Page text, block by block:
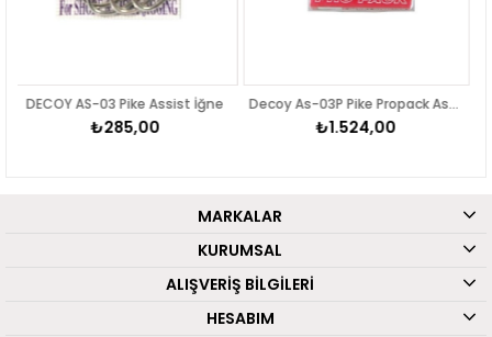
03 Pike Assist İğne Decoy As-03P Pike Propack Assist İğnesi
MARKALAR
KURUMSAL
ALIŞVERİŞ BİLGİLERİ
HESABIM